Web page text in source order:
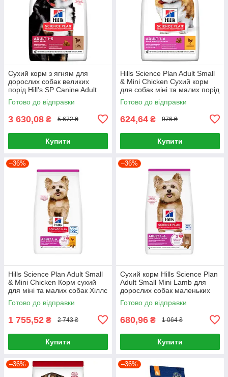
Сухий корм з ягням для
дорослих собак великих
порід Hill's SP Canine Adult
Large Breed Lamb & Rice 14кг
Готово до відправки
3 630,08 ₴ 5 672 ₴
Купити
Hills Science Plan Adult Small
& Mini Chicken Сухий корм
для собак міні та малих порід
із куркою 1,5 кг
Готово до відправки
624,64 ₴ 976 ₴
Купити
–36%
Hills Science Plan Adult Small
& Mini Chicken Корм сухий
для міні та малих собак Хіллс
6 кг
Готово до відправки
1 755,52 ₴ 2 743 ₴
Купити
–36%
Сухий корм Hills Science Plan
Adult Small Mini Lamb для
дорослих собак маленьких
порід Хіллс 1.5 кг. з ягням
Готово до відправки
680,96 ₴ 1 064 ₴
Купити
–36% –36%